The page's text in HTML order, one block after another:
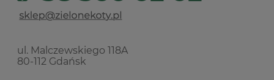
ul. Malczewskiego 118A
80-112 Gdańsk